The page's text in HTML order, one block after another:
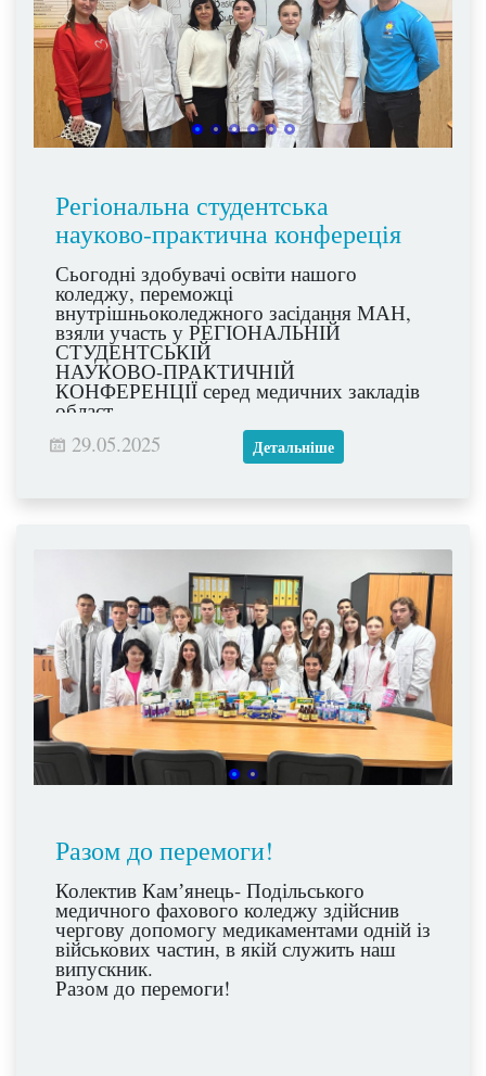
Регіональна студентська
науково-практична конфереція
Сьогодні здобувачі освіти нашого
коледжу, переможці
внутрішньоколеджного засідання МАН,
взяли участь у РЕГІОНАЛЬНІЙ
СТУДЕНТСЬКІЙ
НАУКОВО-ПРАКТИЧНІЙ
КОНФЕРЕНЦІЇ серед медичних закладів
област.
29.05.2025
Детальніше
Разом до перемоги!
Колектив Камʼянець- Подільського
медичного фахового коледжу здійснив
чергову допомогу медикаментами одній із
військових частин, в якій служить наш
випускник.
Разом до перемоги!